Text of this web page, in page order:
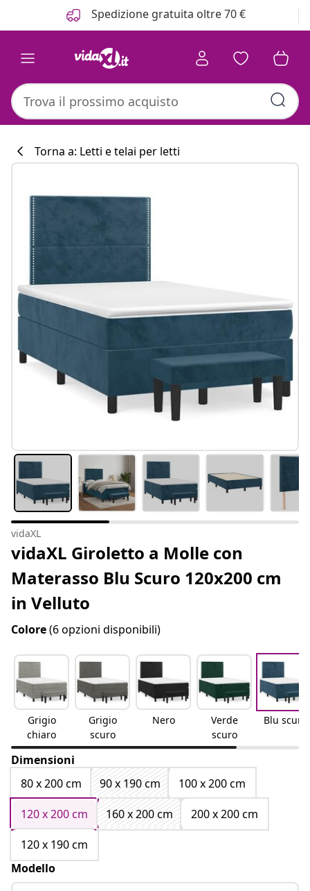
Spedizione gratuita oltre 70 €
Torna a: Letti e telai per letti
vidaXL
vidaXL Giroletto a Molle con
Materasso Blu Scuro 120x200 cm
in Velluto
Colore(6 opzioni disponibili)
Grigio
chiaro
Grigio
scuro
Nero
Verde
scuro
Blu scuro
Dimensioni
80 x 200 cm
90 x 190 cm
100 x 200 cm
120 x 200 cm
160 x 200 cm
200 x 200 cm
120 x 190 cm
Modello